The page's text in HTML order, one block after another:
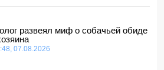
сотрудников с зарплатой до 10
развеял миф о собачьей обиде
07.08.2026